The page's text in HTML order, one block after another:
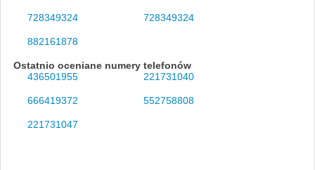
728349324 728349324
882161878
Ostatnio oceniane numery telefonów
436501955
221731040
666419372 552758808
221731047